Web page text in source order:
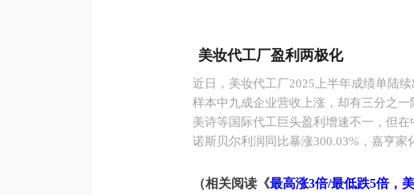
美妆代工厂盈利两极化
近日，美妆代工厂2025上半年成绩单陆
样本中九成企业营收上涨，却有三分之一
美诗等国际代工巨头盈利增速不一，但
诺斯贝尔利润同比暴涨300.03%，嘉亨家
（相关阅读《最高涨3倍/最低跌5倍，